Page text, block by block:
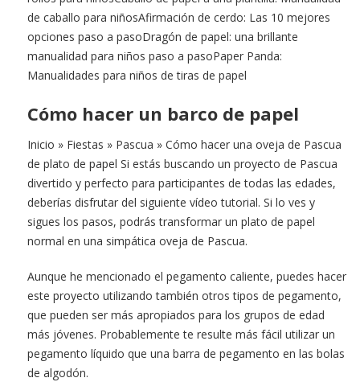
de caballo para niñosAfirmación de cerdo: Las 10 mejores
opciones paso a pasoDragón de papel: una brillante
manualidad para niños paso a pasoPaper Panda:
Manualidades para niños de tiras de papel
Cómo hacer un barco de papel
Inicio » Fiestas » Pascua » Cómo hacer una oveja de Pascua
de plato de papel Si estás buscando un proyecto de Pascua
divertido y perfecto para participantes de todas las edades,
deberías disfrutar del siguiente vídeo tutorial. Si lo ves y
sigues los pasos, podrás transformar un plato de papel
normal en una simpática oveja de Pascua.
Aunque he mencionado el pegamento caliente, puedes hacer
este proyecto utilizando también otros tipos de pegamento,
que pueden ser más apropiados para los grupos de edad
más jóvenes. Probablemente te resulte más fácil utilizar un
pegamento líquido que una barra de pegamento en las bolas
de algodón.